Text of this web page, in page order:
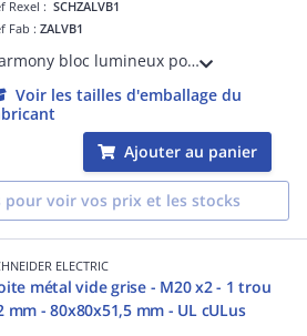
Rexel :SCHZALVB1
Fab :ZALVB1
Harmony bloc lumineux pour boîte à boutons - LED Universelle intégrée - 24V - IP20 - pour unités de commande et signalisation XB5 D= 22 mm - montage arrière - signalisation fixe
Voir les tailles d'emballage du
Ajouter au panier
pour voir vos prix et les stocks
ELECTRIC
métal vide grise - M20 x2 - 1 trou
mm - 80x80x51,5 mm - UL cULus